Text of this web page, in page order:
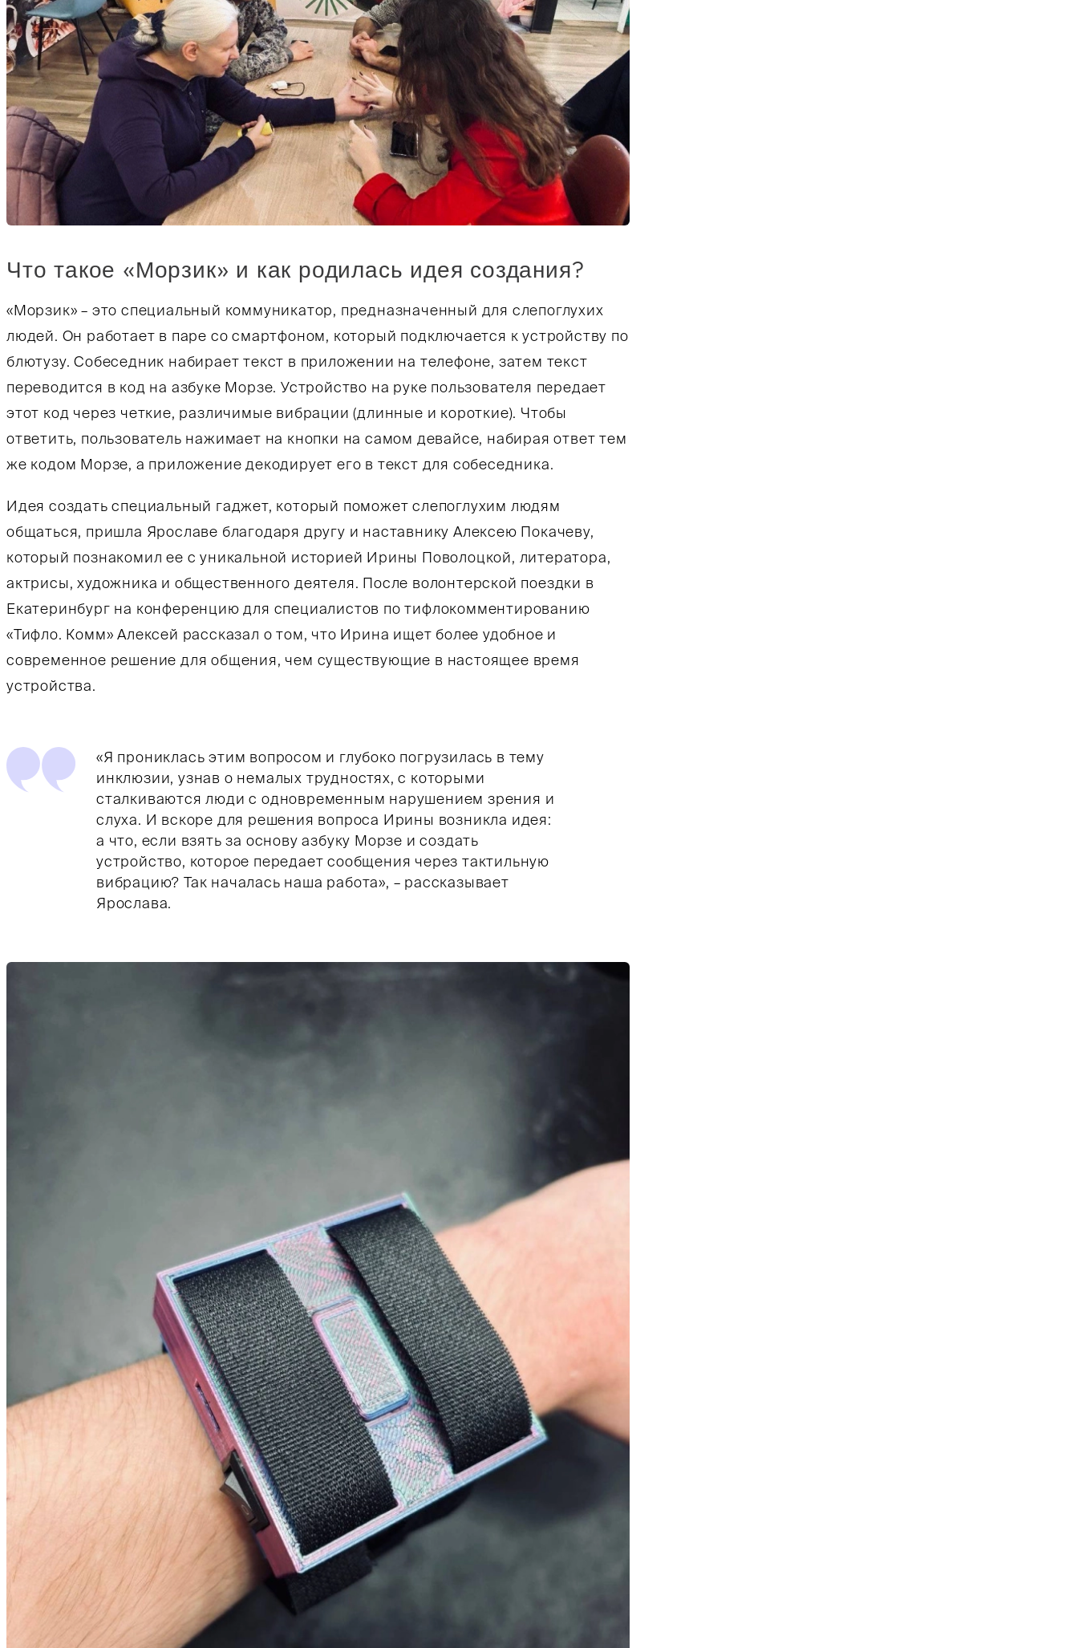
Что такое «Морзик» и как родилась идея создания?
«Морзик» – это специальный коммуникатор, предназначенный для слепоглухих
людей. Он работает в паре со смартфоном, который подключается к устройству по
блютузу. Собеседник набирает текст в приложении на телефоне, затем текст
переводится в код на азбуке Морзе. Устройство на руке пользователя передает
этот код через четкие, различимые вибрации (длинные и короткие). Чтобы
ответить, пользователь нажимает на кнопки на самом девайсе, набирая ответ тем
же кодом Морзе, а приложение декодирует его в текст для собеседника.
Идея создать специальный гаджет, который поможет слепоглухим людям
общаться, пришла Ярославе благодаря другу и наставнику Алексею Покачеву,
который познакомил ее с уникальной историей Ирины Поволоцкой, литератора,
актрисы, художника и общественного деятеля. После волонтерской поездки в
Екатеринбург на конференцию для специалистов по тифлокомментированию
«Тифло. Комм» Алексей рассказал о том, что Ирина ищет более удобное и
современное решение для общения, чем существующие в настоящее время
устройства.
«Я прониклась этим вопросом и глубоко погрузилась в тему
инклюзии, узнав о немалых трудностях, с которыми
сталкиваются люди с одновременным нарушением зрения и
слуха. И вскоре для решения вопроса Ирины возникла идея:
а что, если взять за основу азбуку Морзе и создать
устройство, которое передает сообщения через тактильную
вибрацию? Так началась наша работа», – рассказывает
Ярослава.